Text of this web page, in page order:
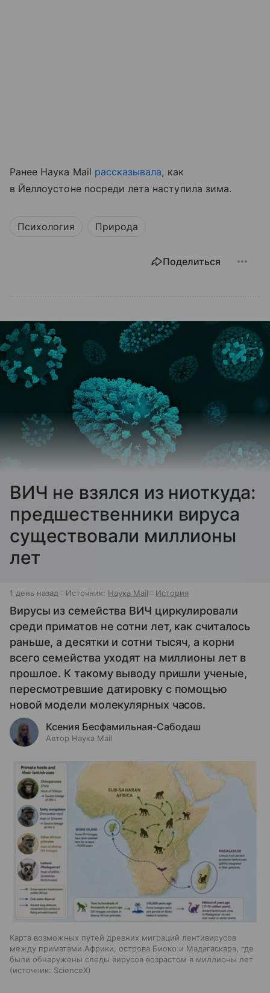
Ранее Наука Mail рассказывала, как
в Йеллоустоне посреди лета наступила зима.
Психология Природа
Поделиться
ВИЧ не взялся из ниоткуда:
предшественники вируса
существовали миллионы
лет
1 день назад Источник: Наука Mail История
Вирусы из семейства ВИЧ циркулировали
среди приматов не сотни лет, как считалось
раньше, а десятки и сотни тысяч, а корни
всего семейства уходят на миллионы лет в
прошлое. К такому выводу пришли ученые,
пересмотревшие датировку с помощью
новой модели молекулярных часов.
Ксения Бесфамильная-Сабодаш
Автор Наука Mail
Карта возможных путей древних миграций лентивирусов
между приматами Африки, острова Биоко и Мадагаскара, где
были обнаружены следы вирусов возрастом в миллионы лет
источник: ScienceX